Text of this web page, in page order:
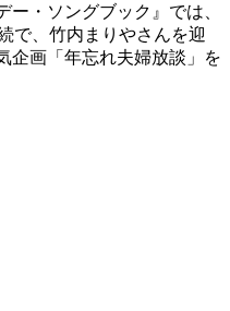
ー・ソングブック』では、
で、竹内まりやさんを迎
企画「年忘れ夫婦放談」を